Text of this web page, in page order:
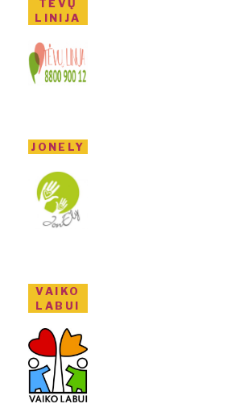
TĖVŲ
LINIJA
JONELY
VAIKO
LABUI